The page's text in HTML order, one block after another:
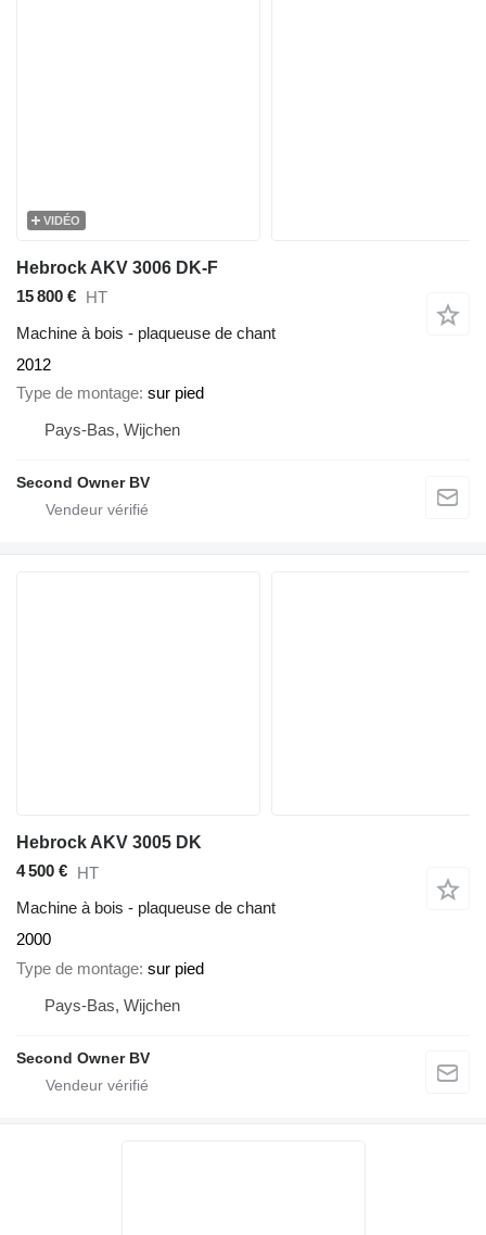
VIDÉO
Hebrock AKV 3006 DK-F
15 800 € HT
Machine à bois - plaqueuse de chant
2012
Type de montage sur pied
Pays-Bas, Wijchen
Second Owner BV
Hebrock AKV 3005 DK
4 500 € HT
Machine à bois - plaqueuse de chant
2000
Type de montage sur pied
Pays-Bas, Wijchen
Second Owner BV